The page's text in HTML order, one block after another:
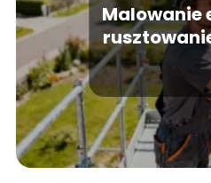
Malowanie
jest cena